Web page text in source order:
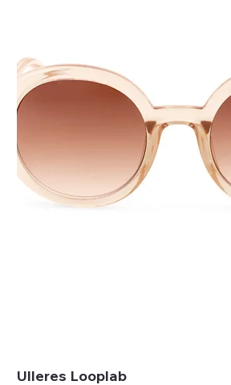
Ulleres Looplab